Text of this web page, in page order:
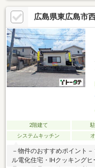
広島県東広島市
2階建て
システムキッチン
－物件のおすすめポイント
ル電化住宅・IHクッキング